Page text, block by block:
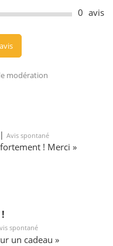
0 avis
modération
| Avis spontané
! Merci »
spontané
un cadeau »